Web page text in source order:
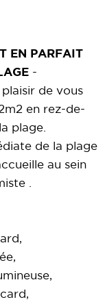
EN PARFAIT
-
plaisir de vous
en rez-de-
plage.
de la plage
au sein
.